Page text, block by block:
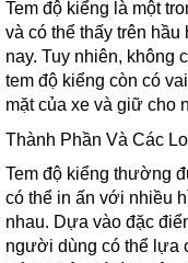
Tem độ kiểng là một
và có thể thấy trên
nay. Tuy nhiên, không
tem độ kiểng còn có
mặt của xe và giữ cho
Thành Phần Và Các
Tem độ kiểng thường
có thể in ấn với nhiều
nhau. Dựa vào đặc
người dùng có thể lựa